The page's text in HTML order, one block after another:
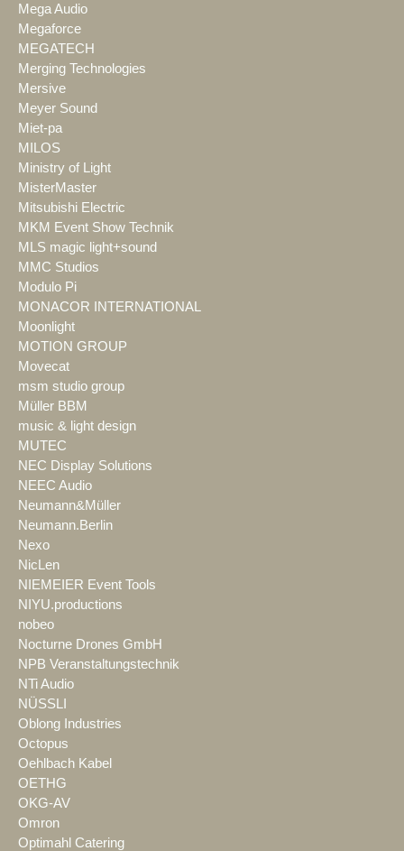
Mega Audio
Megaforce
MEGATECH
Merging Technologies
Mersive
Meyer Sound
Miet-pa
MILOS
Ministry of Light
MisterMaster
Mitsubishi Electric
MKM Event Show Technik
MLS magic light+sound
MMC Studios
Modulo Pi
MONACOR INTERNATIONAL
Moonlight
MOTION GROUP
Movecat
msm studio group
Müller BBM
music & light design
MUTEC
NEC Display Solutions
NEEC Audio
Neumann&Müller
Neumann.Berlin
Nexo
NicLen
NIEMEIER Event Tools
NIYU.productions
nobeo
Nocturne Drones GmbH
NPB Veranstaltungstechnik
NTi Audio
NÜSSLI
Oblong Industries
Octopus
Oehlbach Kabel
OETHG
OKG-AV
Omron
Optimahl Catering